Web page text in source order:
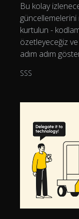
Bu kolay
kurtulun -
özetleyeceğiz ve
adım adım
SSS